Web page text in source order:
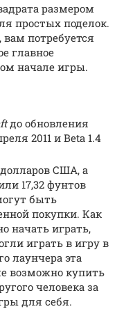
размером
простых поделок.
потребуется
главное
начале игры.
до обновления
2011 и Beta 1.4
США, а
17,32 фунтов
быть
покупки. Как
начать играть,
играть в игру в
лаунчера эта
возможно купить
человека за
для себя.